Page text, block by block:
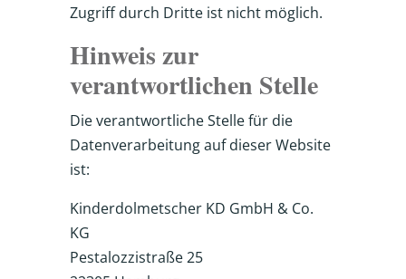
Zugriff durch Dritte ist nicht möglich.
Hinweis zur
verantwortlichen Stelle
Die verantwortliche Stelle für die
Datenverarbeitung auf dieser Website
ist:
Kinderdolmetscher KD GmbH & Co.
KG
Pestalozzistraße 25